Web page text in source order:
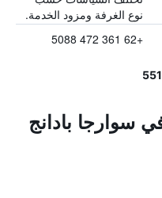
نوع الغرفة ومزود الخدمة.
+62 361 472 5088
سوارجا بادانج